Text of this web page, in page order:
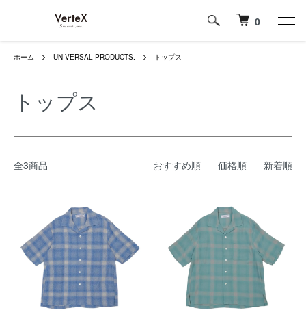
0
ホーム UNIVERSAL PRODUCTS. トップス
トップス
全3商品 おすすめ順 価格順 新着順